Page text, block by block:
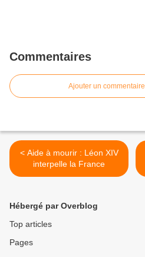
Commentaires
Ajouter un commentaire
< Aide à mourir : Léon XIV
interpelle la France
Hébergé par Overblog
Top articles
Pages